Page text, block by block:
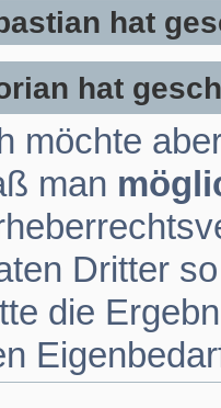
hat
hat
möchte
man
Dritter
die